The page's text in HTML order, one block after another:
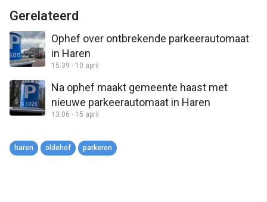
Gerelateerd
Ophef over ontbrekende parkeerautomaat
in Haren
15:39 - 10 april
Na ophef maakt gemeente haast met
nieuwe parkeerautomaat in Haren
13:06 - 15 april
haren oldehof parkeren